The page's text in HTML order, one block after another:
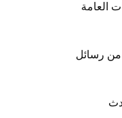
العامة
من رسائل